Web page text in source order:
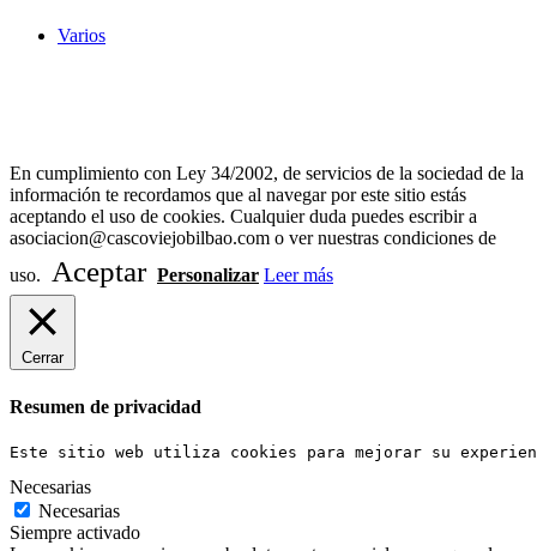
Varios
En cumplimiento con Ley 34/2002, de servicios de la sociedad de la
información te recordamos que al navegar por este sitio estás
aceptando el uso de cookies. Cualquier duda puedes escribir a
asociacion@cascoviejobilbao.com o ver nuestras condiciones de
uso.
Aceptar Personalizar Leer más
Cerrar
Resumen de privacidad
Este sitio web utiliza cookies para mejorar su
Necesarias
Necesarias
Siempre activado